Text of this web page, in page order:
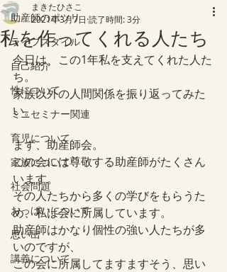
助産師のポツリ
ライフスタイル
自己紹介
性について
ミニセミナー関連
育児について
家族について
社会問題
おっぱいについて
思い出
講義について
私を作ってくれる人たち
まきたひさこ
2021年3月7日 読了時間: 3分
今日は、この1年私を支えてくれた人た
ち。
家族以外の人間関係を振り返ってみた
い。
まず、助産師会。
この会には尊敬する助産師がたくさん
います。
その人たちから多くの学びをもらうた
め、私は会に所属しています。
助産師はかなり個性の強い人たちが多
いのですが、
この会に所属してますますそう、思い